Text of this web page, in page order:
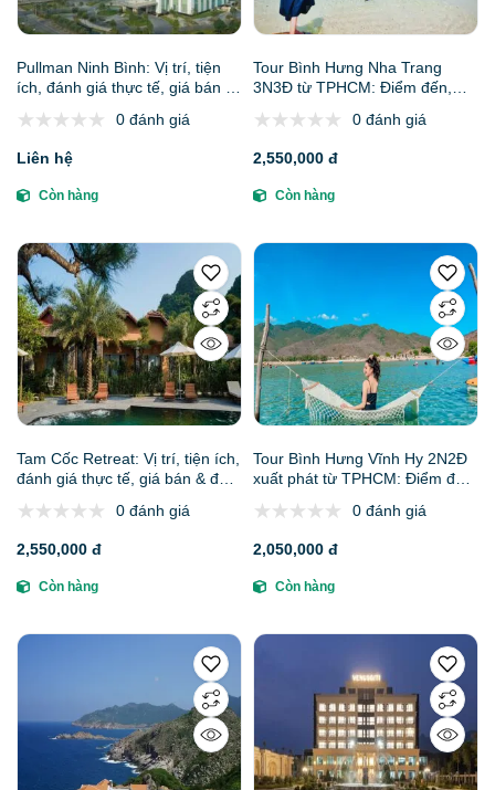
Pullman Ninh Bình: Vị trí, tiện
ích, đánh giá thực tế, giá bán &
0 đánh giá
Liên hệ
Còn hàng
Tour Bình Hưng Nha Trang
3N3Đ từ TPHCM: Điểm đến,
và Gợi ý đơn vị uy tín
0 đánh giá
2,550,000 đ
Còn hàng
Tam Cốc Retreat: Vị trí, tiện ích,
đánh giá thực tế, giá bán & đơn
0 đánh giá
2,550,000 đ
Còn hàng
Tour Bình Hưng Vĩnh Hy 2N2Đ
xuất phát từ TPHCM: Điểm đến,
và Gợi ý đơn vị uy tín
0 đánh giá
2,050,000 đ
Còn hàng